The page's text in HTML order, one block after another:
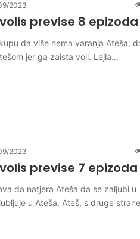
2023
previse 8 epizoda
da više nema varanja Ateša,
jer ga zaista voli. Lejla…
2023
previse 7 epizoda
da natjera Ateša da se zaljubi u
u Ateša. Ateš, s druge